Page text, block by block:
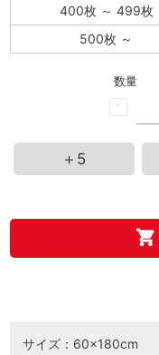
400枚 ～ 499枚
500枚 ～
-
数量
＋5
サイズ：60×180cm